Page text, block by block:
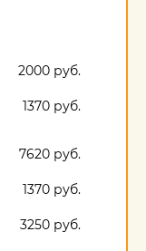
2000 руб.
1370 руб.
7620 руб.
1370 руб.
3250 руб.